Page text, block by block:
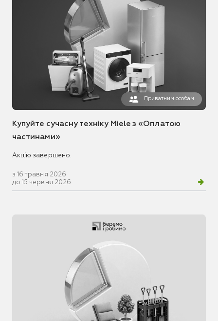
Приватним особам
Купуйте сучасну техніку Miele з «Оплатою
частинами»
Акцію завершено.
з 16 травня 2026
до 15 червня 2026